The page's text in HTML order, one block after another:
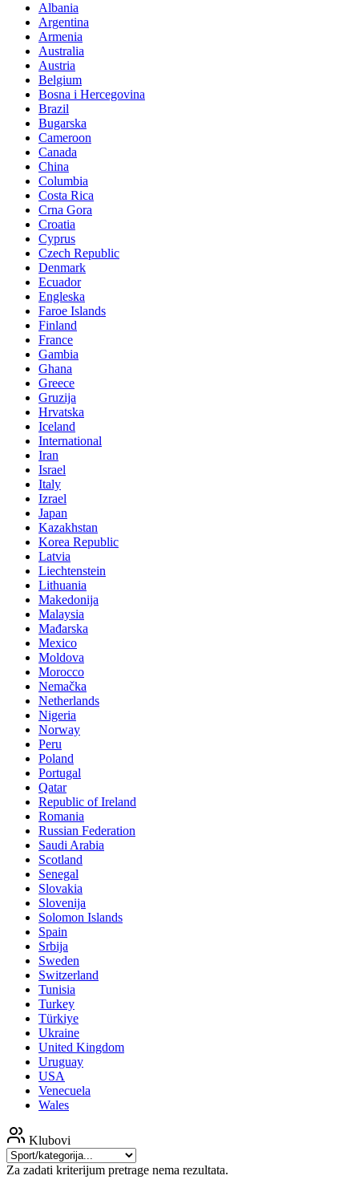
Albania
Argentina
Armenia
Australia
Austria
Belgium
Bosna i Hercegovina
Brazil
Bugarska
Cameroon
Canada
China
Columbia
Costa Rica
Crna Gora
Croatia
Cyprus
Czech Republic
Denmark
Ecuador
Engleska
Faroe Islands
Finland
France
Gambia
Ghana
Greece
Gruzija
Hrvatska
Iceland
International
Iran
Israel
Italy
Izrael
Japan
Kazakhstan
Korea Republic
Latvia
Liechtenstein
Lithuania
Makedonija
Malaysia
Mađarska
Mexico
Moldova
Morocco
Nemačka
Netherlands
Nigeria
Norway
Peru
Poland
Portugal
Qatar
Republic of Ireland
Romania
Russian Federation
Saudi Arabia
Scotland
Senegal
Slovakia
Slovenija
Solomon Islands
Spain
Srbija
Sweden
Switzerland
Tunisia
Turkey
Türkiye
Ukraine
United Kingdom
Uruguay
USA
Venecuela
Wales
Klubovi
Za zadati kriterijum pretrage nema rezultata.